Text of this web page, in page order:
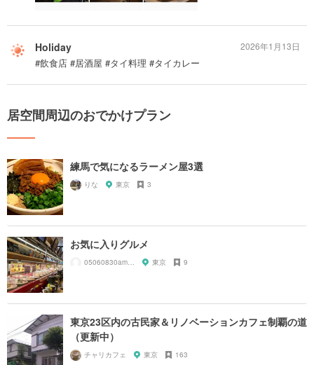
Holiday
#飲食店 #居酒屋 #タイ料理 #タイカレー
2026年1月13日
居空間周辺のおでかけプラン
練馬で気になるラーメン屋3選
りな 東京 3
お気に入りグルメ
05060830amnos 東京 9
東京23区内の古民家＆リノベーションカフェ制覇の道
（更新中）
チャリカフェ 東京 163